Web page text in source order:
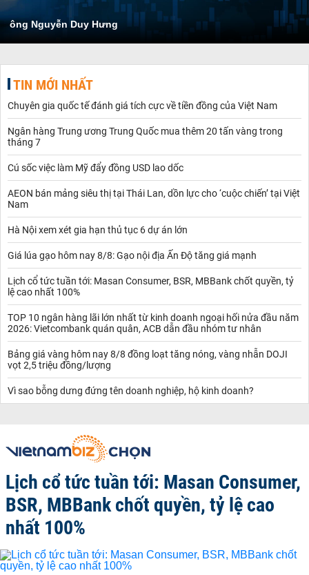
ông Nguyễn Duy Hưng
TIN MỚI NHẤT
Chuyên gia quốc tế đánh giá tích cực về tiền đồng của Việt Nam
Ngân hàng Trung ương Trung Quốc mua thêm 20 tấn vàng trong
tháng 7
Cú sốc việc làm Mỹ đẩy đồng USD lao dốc
AEON bán mảng siêu thị tại Thái Lan, dồn lực cho ‘cuộc chiến’ tại Việt
Nam
Hà Nội xem xét gia hạn thủ tục 6 dự án lớn
Giá lúa gạo hôm nay 8/8: Gạo nội địa Ấn Độ tăng giá mạnh
Lịch cổ tức tuần tới: Masan Consumer, BSR, MBBank chốt quyền, tỷ
lệ cao nhất 100%
TOP 10 ngân hàng lãi lớn nhất từ kinh doanh ngoại hối nửa đầu năm
2026: Vietcombank quán quân, ACB dẫn đầu nhóm tư nhân
Bảng giá vàng hôm nay 8/8 đồng loạt tăng nóng, vàng nhẫn DOJI
vọt 2,5 triệu đồng/lượng
Vì sao bỗng dưng đứng tên doanh nghiệp, hộ kinh doanh?
Lịch cổ tức tuần tới: Masan Consumer,
BSR, MBBank chốt quyền, tỷ lệ cao
nhất 100%